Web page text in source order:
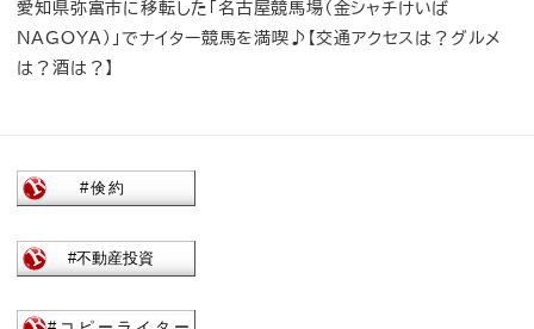
愛知県弥富市に移転した「名古屋競馬場（金シャチけいば
NAGOYA）」でナイター競馬を満喫♪【交通アクセスは？グルメ
は？酒は？】